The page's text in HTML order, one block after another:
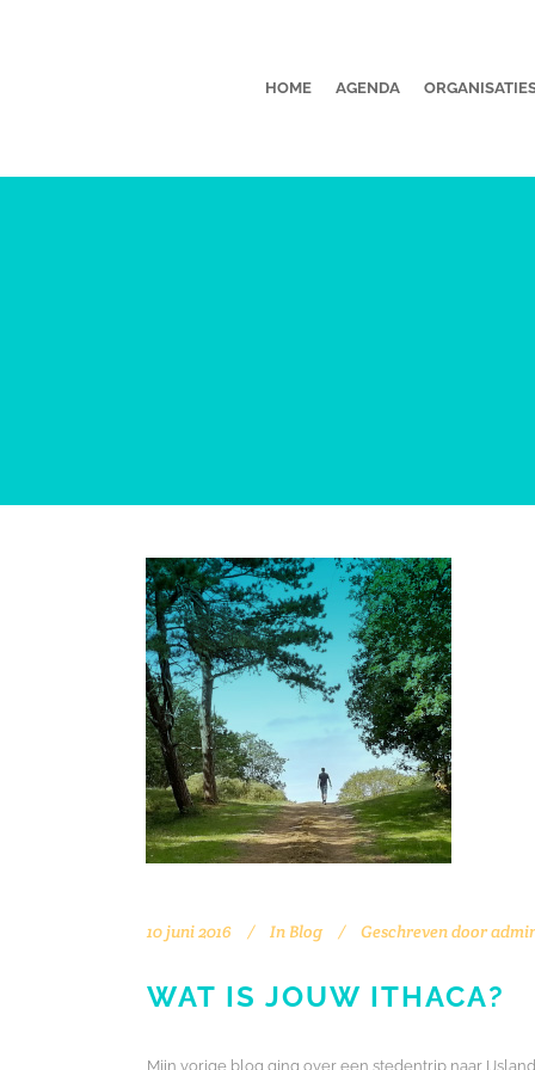
HOME AGENDA
10 juni 2016 In Blog Geschreven door
WAT IS JOUW ITHACA?
Mijn vorige blog ging over een stedentrip naar